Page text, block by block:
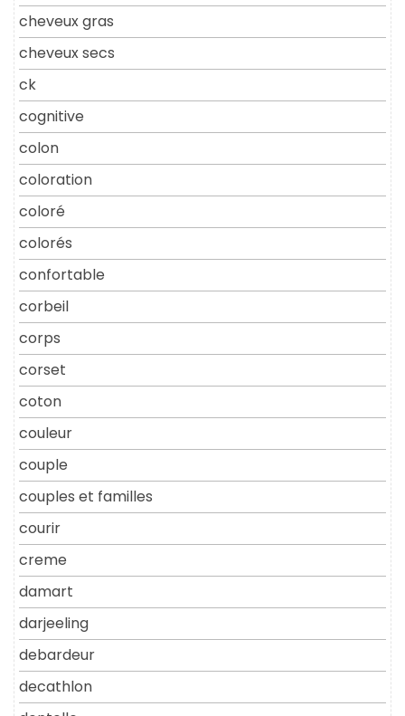
cheveux gras
cheveux secs
ck
cognitive
colon
coloration
coloré
colorés
confortable
corbeil
corps
corset
coton
couleur
couple
couples et familles
courir
creme
damart
darjeeling
debardeur
decathlon